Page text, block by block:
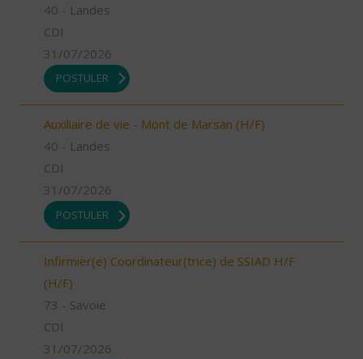
40 - Landes
CDI
31/07/2026
POSTULER
Auxiliaire de vie - Mont de Marsan (H/F)
40 - Landes
CDI
31/07/2026
POSTULER
Infirmier(e) Coordinateur(trice) de SSIAD H/F
(H/F)
73 - Savoie
CDI
31/07/2026